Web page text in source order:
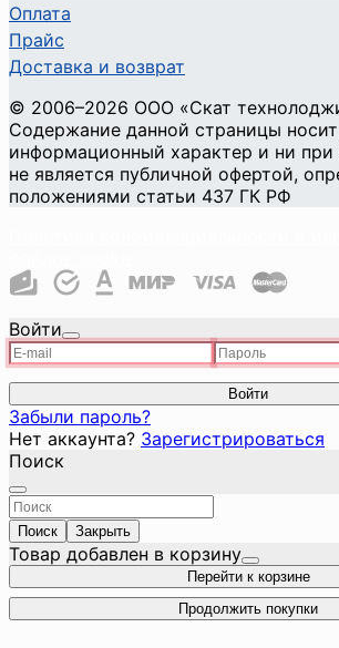
Оплата
Прайс
Доставка и возврат
© 2006–2026 ООО «Скат
Содержание данной страницы
информационный характер и ни при
не является публичной офертой,
положениями статьи 437 ГК РФ
Войти
Войти
Забыли пароль?
Нет аккаунта? Зарегистрироваться
Поиск
Поиск Закрыть
Товар добавлен в корзину
Перейти к корзине
Продолжить покупки